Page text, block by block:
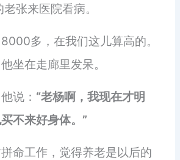
张来医院看病。
多，在我们这儿算高的。
坐在走廊里发呆。
说： “老杨啊，我现在才明
不来好身体。”
命工作，觉得养老是以后的